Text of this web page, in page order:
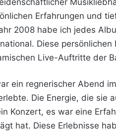
Erfahrungen und
2008 habe ich jedes
Diese
Live-Auftritte der
ein regnerischer Abend
Die Energie, die sie
Konzert, es war eine
hat. Diese Erlebnisse